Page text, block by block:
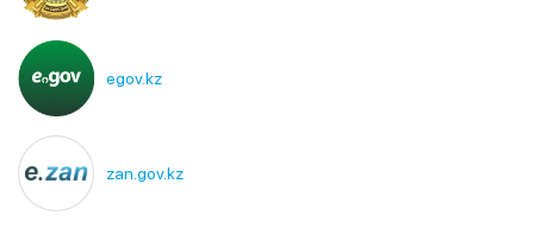
egov.kz
zan.gov.kz